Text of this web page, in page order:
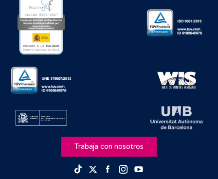
Trabaja con nosotros
TikTokTwitterFacebook
Instagram